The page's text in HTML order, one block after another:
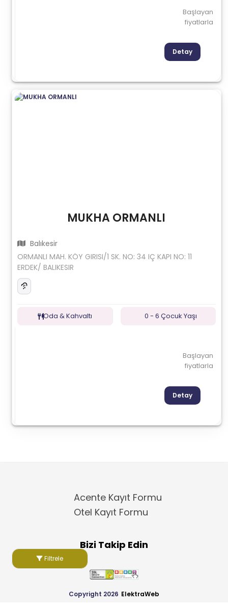
Filtrele
Başlayan
fiyatlarla
Detay
MUKHA ORMANLI
Balıkesir
ORMANLI MAH. KÖY GIRISI/1 SK. NO: 34 IÇ KAPI NO: 11
ERDEK/ BALIKESIR
Oda & Kahvaltı 0 - 6 Çocuk Yaşı
Başlayan
fiyatlarla
Detay
Acente Kayıt Formu
Otel Kayıt Formu
Bizi Takip Edin
Copyright 2026 ElektraWeb